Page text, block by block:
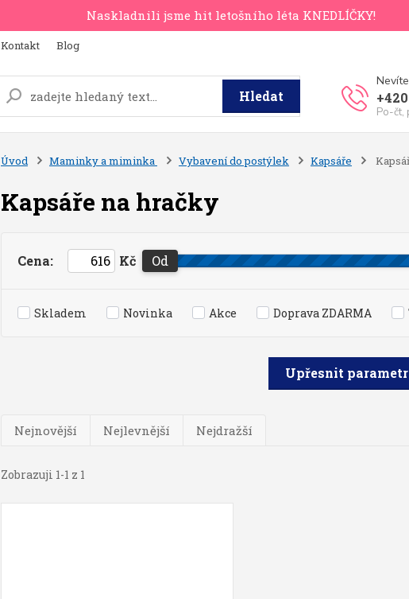
Naskladnili jsme hit letošního léta KNEDLÍČKY!
Kontakt Blog
Hledat
Po-čt,
Úvod Maminky a miminka Vybavení do postýlek Kapsáře
Kapsáře na hračky
Upřesnit
Cena: Kč Od
Skladem Novinka Akce Doprava ZDARMA
Nejnovější Nejlevnější Nejdražší
Zobrazuji 1-1 z 1